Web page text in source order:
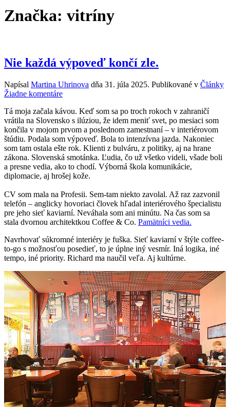
Značka: vitríny
Nie každá výpoveď končí zle.
Napísal Martina Uhrinova dňa 31. júla 2025. Publikované v Články
Žiadne komentárena
každá
výpoveď
končí
zle.
Tá moja začala kávou. Keď som sa po troch rokoch v zahraničí
vrátila na Slovensko s ilúziou, že idem meniť svet, po mesiaci som
končila v mojom prvom a poslednom zamestnaní – v interiérovom
štúdiu. Podala som výpoveď. Bola to intenzívna jazda. Nakoniec
som tam ostala ešte rok. Klienti z bulváru, z politiky, aj na hrane
zákona. Slovenská smotánka. Ľudia, čo už všetko videli, všade boli
a presne vedia, ako to chodí. Výborná škola komunikácie,
diplomacie, aj hrošej kože.
CV som mala na Profesii. Sem-tam niekto zavolal. Až raz zazvonil
telefón – anglicky hovoriaci človek hľadal interiérového špecialistu
pre jeho sieť kaviarní. Neváhala som ani minútu. Na čas som sa
stala dvornou architektkou Coffee & Co. Pamätníci vedia.
Navrhovať súkromné interiéry je fuška. Sieť kaviarní v štýle coffee-
to-go s možnosťou posedieť, to je úplne iný vesmír. Iná logika, iné
tempo, iné priority. Richard ma naučil veľa. Aj kultúrne.